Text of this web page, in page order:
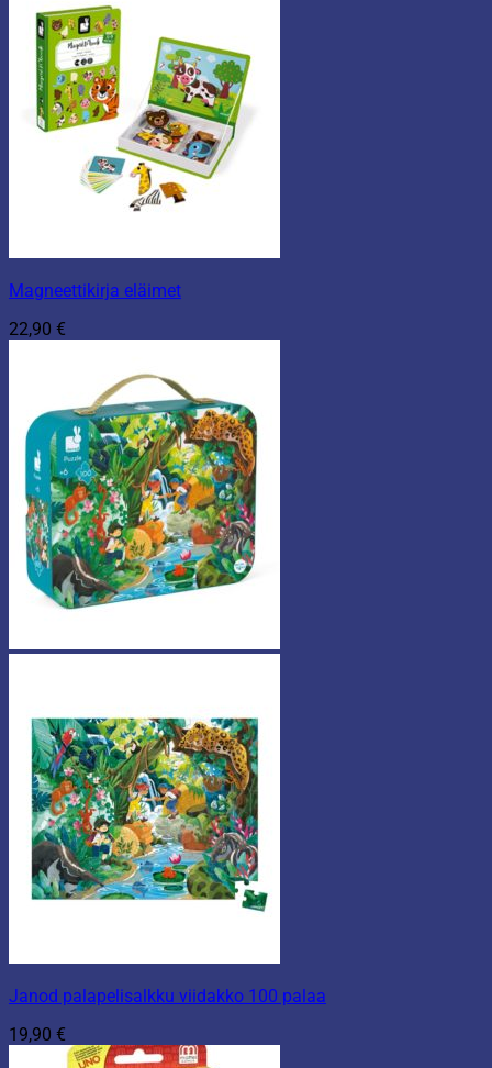
Magneettikirja eläimet
22,90 €
Janod palapelisalkku viidakko 100 palaa
19,90 €